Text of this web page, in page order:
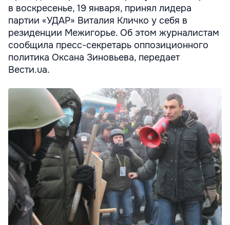
в воскресенье, 19 января, принял лидера
партии «УДАР» Виталия Кличко у себя в
резиденции Межигорье. Об этом журналистам
сообщила пресс-секретарь оппозиционного
политика Оксана Зиновьева, передает
Вести.ua.